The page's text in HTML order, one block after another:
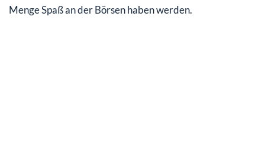
Menge Spaß an der Börsen haben werden.